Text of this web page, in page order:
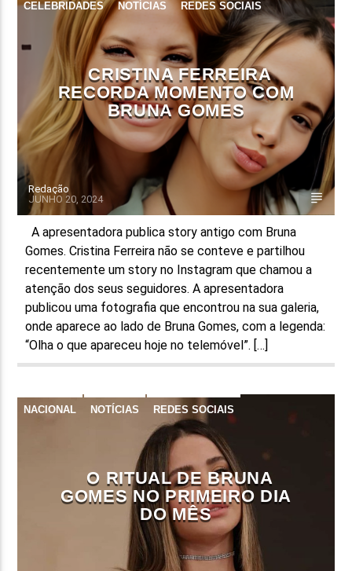
CELEBRIDADES NOTÍCIAS REDES SOCIAIS
CRISTINA FERREIRA
RECORDA MOMENTO COM
BRUNA GOMES
Redação
JUNHO 20, 2024
A apresentadora publica story antigo com Bruna
Gomes. Cristina Ferreira não se conteve e partilhou
recentemente um story no Instagram que chamou a
atenção dos seus seguidores. A apresentadora
publicou uma fotografia que encontrou na sua galeria,
onde aparece ao lado de Bruna Gomes, com a legenda:
“Olha o que apareceu hoje no telemóvel”. […]
NACIONAL NOTÍCIAS REDES SOCIAIS
O RITUAL DE BRUNA
GOMES NO PRIMEIRO DIA
DO MÊS